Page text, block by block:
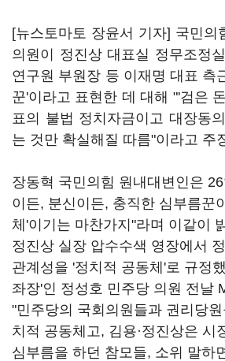
[뉴스토마토 장윤서 기자] 국민의
의원이 정진상 대표실 정무조정
연구원 부원장 등 이재명 대표 측
꾼'이라고 표현한 데 대해 "'검은
표의 불법 정치자금이고 대장동
는 것만 확실해질 따름"이라고 주
장동혁 국민의힘 원내대변인은
이든, 분신이든, 충직한 심부름꾼
체'이기는 마찬가지"라며 이같이
정진상 실장 압수수색 영장에서
관계성을 '정치적 공동체'로 규정
좌장'인 정성호 민주당 의원 전날
"민주당의 국회의원들과 권리당
치적 공동체고, 김용·정진상은 시
심부름을 하던 참모들, 소위 말하